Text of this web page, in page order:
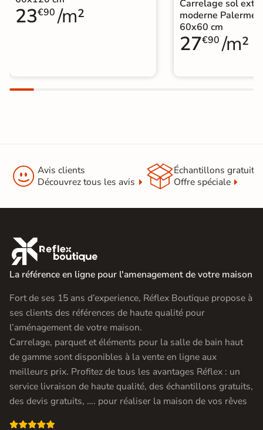
23€90 /m²
Carrelage sol
moderne Palerme
60x60 cm
27€90 /m²
 Avis clients
Découvrez tous les avis
Échantillons gratuit
Offre spéciale

La référence en ligne pour l'amenagement de votre maison
Fort de ses 15 ans d’experience, Réflex Boutique propose à
ses clients des références de haute qualité pour
l’aménagement de votre maison.
Carrelage, parquet et éléments pour la salle de bain haut
de gamme sont disponibles à la vente en ligne aux
meilleurs prix. Profitez de tous les avantages Réflex : un
service livraison de haute qualité, des échantillons gratuits,
des devis gratuits, …. pour réaliser la maison de vos rêves
